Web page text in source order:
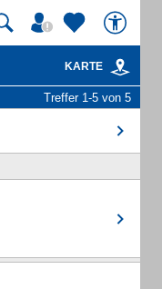
KARTE
Treffer 1-5 von 5